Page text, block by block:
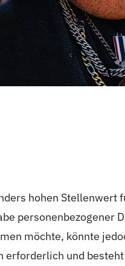
hohen Stellenwert
personenbezogener
möchte, könnte
und